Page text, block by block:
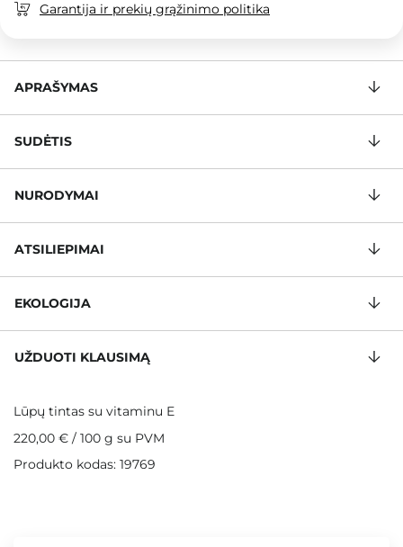
Garantija ir prekių grąžinimo politika
APRAŠYMAS
SUDĖTIS
NURODYMAI
ATSILIEPIMAI
EKOLOGIJA
UŽDUOTI KLAUSIMĄ
Lūpų tintas su vitaminu E
220,00 € / 100 g su PVM
Produkto kodas: 19769